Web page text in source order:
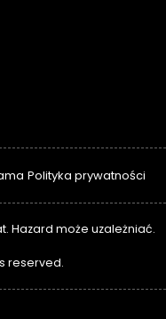
Polityka prywatności
Hazard może uzależniać.
reserved.